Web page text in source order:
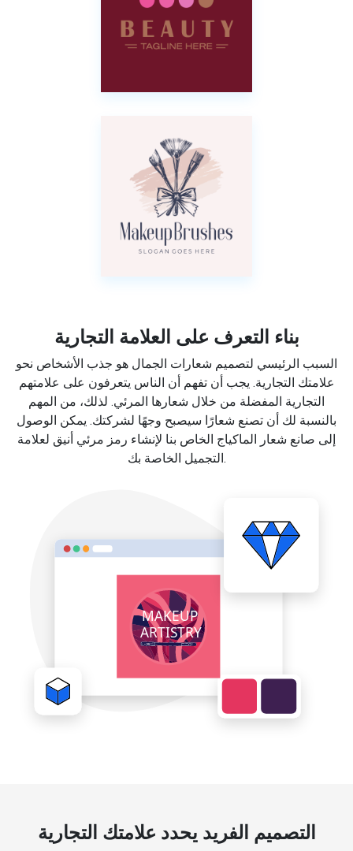
بناء التعرف على العلامة التجارية
السبب الرئيسي لتصميم شعارات الجمال هو جذب الأشخاص نحو
علامتك التجارية. يجب أن تفهم أن الناس يتعرفون على علامتهم
التجارية المفضلة من خلال شعارها المرئي. لذلك، من المهم
بالنسبة لك أن تصنع شعارًا سيصبح وجهًا لشركتك. يمكن الوصول
إلى صانع شعار الماكياج الخاص بنا لإنشاء رمز مرئي أنيق لعلامة
التجميل الخاصة بك.
التصميم الفريد يحدد علامتك التجارية